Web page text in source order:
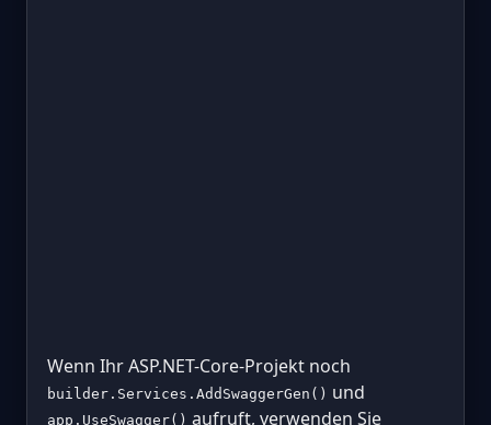
Wenn Ihr ASP.NET-Core-Projekt noch
builder.Services.AddSwaggerGen() und
app.UseSwagger() aufruft, verwenden Sie